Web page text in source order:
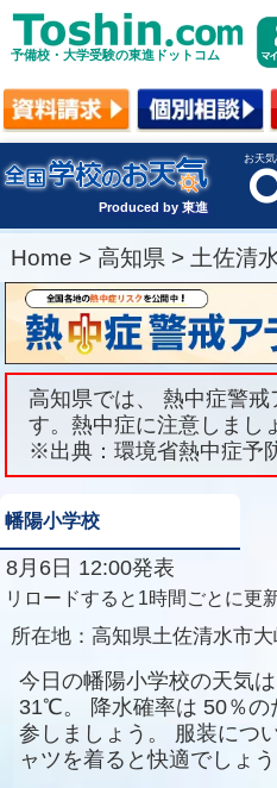
予備校・大学受験の東進ドットコム
Produced by 東進
お天
Home > 高知県 > 土佐清
高知県では、 熱中症警戒
す。熱中症に注意しまし
※出典：環境省熱中症予
幡陽小学校
8月6日 12:00発表
リロードすると1時間ごとに更
所在地： 高知県土佐清水市
今日の幡陽小学校の天気は
31℃。
降水確率は 50％の
参しましょう。
服装につ
ャツを着ると快適でしょう